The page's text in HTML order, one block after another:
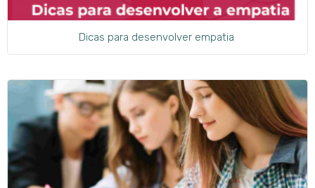
Dicas para desenvolver empatia